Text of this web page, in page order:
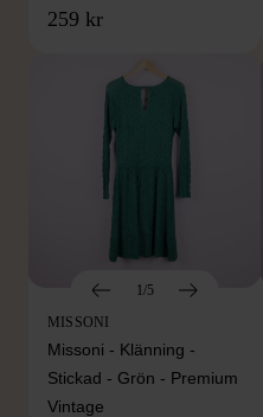
259 kr
1/5
MISSONI
Missoni - Klänning -
Stickad - Grön - Premium
Vintage